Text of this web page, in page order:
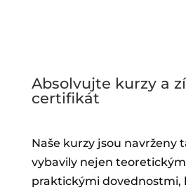
Absolvujte kurzy a
certifikát
Naše kurzy jsou navrženy
vybavily nejen
praktickými dovednostmi,